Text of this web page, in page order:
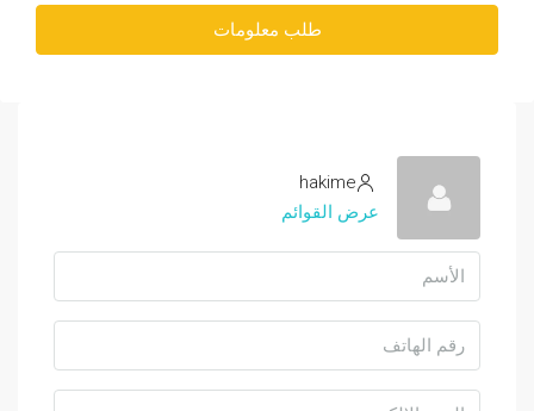
طلب معلومات
hakime
عرض القوائم